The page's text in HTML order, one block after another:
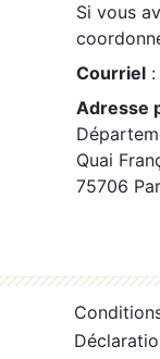
Si vous
Courriel :
Adresse
Quai
75706